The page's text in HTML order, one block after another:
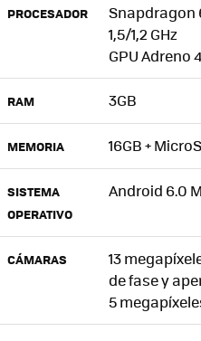
PROCESADOR
Snapdragon
1,5/1,2 GHz
GPU Adreno
RAM 3GB
MEMORIA 16GB +
SISTEMA
OPERATIVO
Android 6.0
CÁMARAS
13
de fase y
5